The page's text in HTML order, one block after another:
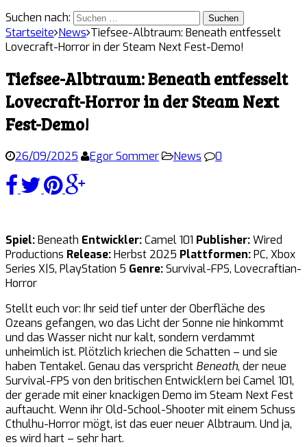
Suchen nach:
Startseite News Tiefsee-Albtraum: Beneath entfesselt
Lovecraft-Horror in der Steam Next Fest-Demo!
Tiefsee-Albtraum: Beneath entfesselt
Lovecraft-Horror in der Steam Next
Fest-Demo!
26/09/2025 Egor Sommer News 0
Spiel:Beneath Entwickler:Camel 101 Publisher:Wired
Productions Release:Herbst 2025 Plattformen:PC, Xbox
Series X|S, PlayStation 5 Genre:Survival-FPS, Lovecraftian-
Horror
Stellt euch vor: Ihr seid tief unter der Oberfläche des
Ozeans gefangen, wo das Licht der Sonne nie hinkommt
und das Wasser nicht nur kalt, sondern verdammt
unheimlich ist. Plötzlich kriechen die Schatten – und sie
haben Tentakel. Genau das verspricht Beneath, der neue
Survival-FPS von den britischen Entwicklern bei Camel 101,
der gerade mit einer knackigen Demo im Steam Next Fest
auftaucht. Wenn ihr Old-School-Shooter mit einem Schuss
Cthulhu-Horror mögt, ist das euer neuer Albtraum. Und ja,
es wird hart – sehr hart.